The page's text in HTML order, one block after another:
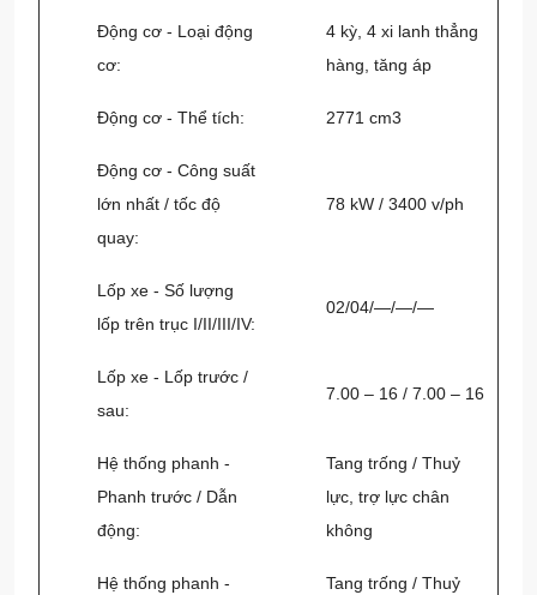
Động cơ - Loại động
cơ:
4 kỳ, 4 xi lanh thẳng
hàng, tăng áp
Động cơ - Thể tích: 2771 cm3
Động cơ - Công suất
lớn nhất / tốc độ
quay:
78 kW / 3400 v/ph
Lốp xe - Số lượng
lốp trên trục I/II/III/IV:
02/04/—/—/—
Lốp xe - Lốp trước /
sau:
7.00 – 16 / 7.00 – 16
Hệ thống phanh -
Phanh trước / Dẫn
động:
Tang trống / Thuỷ
lực, trợ lực chân
không
Hệ thống phanh -
Tang trống / Thuỷ